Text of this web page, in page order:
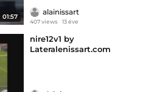
01:57
alainissart
407 views 13 éve
nire12v1 by
Lateralenissart.com